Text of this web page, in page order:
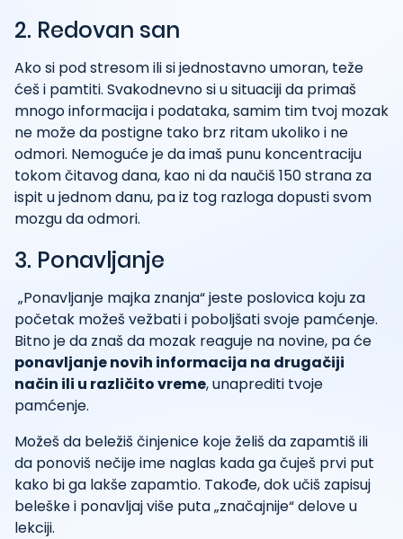
2. Redovan san
Ako si pod stresom ili si jednostavno umoran, teže
ćeš i pamtiti. Svakodnevno si u situaciji da primaš
mnogo informacija i podataka, samim tim tvoj mozak
ne može da postigne tako brz ritam ukoliko i ne
odmori. Nemoguće je da imaš punu koncentraciju
tokom čitavog dana, kao ni da naučiš 150 strana za
ispit u jednom danu, pa iz tog razloga dopusti svom
mozgu da odmori.
3. Ponavljanje
„Ponavljanje majka znanja“ jeste poslovica koju za
početak možeš vežbati i poboljšati svoje pamćenje.
Bitno je da znaš da mozak reaguje na novine, pa će
ponavljanje novih informacija na drugačiji
način ili u različito vreme, unaprediti tvoje
pamćenje.
Možeš da beležiš činjenice koje želiš da zapamtiš ili
da ponoviš nečije ime naglas kada ga čuješ prvi put
kako bi ga lakše zapamtio. Takođe, dok učiš zapisuj
beleške i ponavljaj više puta „značajnije“ delove u
lekciji.